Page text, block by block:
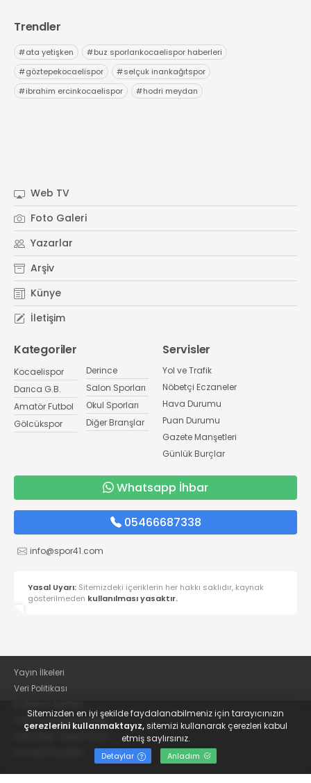
Trendler
#ata yetişken #buz sporlarıkocaelispor haberleri
#göztepekocaelispor #selçuk inankağıtspor
#ibrahim ercinkocaelispor #hodri meydan
Web TV
Foto Galeri
Yazarlar
Arşiv
Künye
İletişim
Kategoriler
Kocaelispor
Darıca G.B.
Amatör Futbol
Gölcükspor
Derince
Salon Sporları
Okul Sporları
Diğer Branşlar
Servisler
Yol ve Trafik
Nöbetçi Eczaneler
Hava Durumu
Puan Durumu
Gazete Manşetleri
Günlük Burçlar
Whatsapp İhbar
05466687338
info@spor41.com
Yasal Uyarı: Sitemizdeki içeriklerin her hakkı saklıdır, kaynak
gösterilmeden kullanılması yasaktır.
Yayın İlkeleri
Veri Politikası
KVKK Aydınlatma Metni
Sitemizden en iyi şekilde faydalanabilmeniz için tarayıcınızın
çerezlerini kullanmaktayız,sitemizi kullanarak çerezleri kabul
etmiş saylırsınız.
Detaylar Anladım